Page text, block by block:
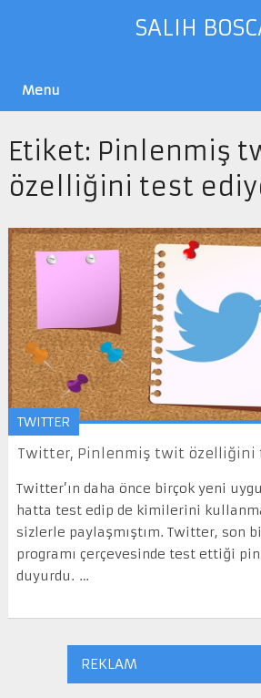
SALIH
Menu
Etiket: Pinlenmiş
özelliğini test
TWITTER
Twitter, Pinlenmiş twit özelliğini
Twitter’ın daha önce birçok yeni
hatta test edip de kimilerini
sizlerle paylaşmıştım. Twitter, son
programı çerçevesinde test ettiği
duyurdu. …
REKLAM